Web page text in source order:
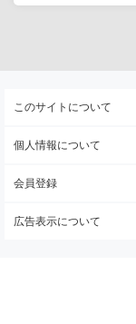
このサイトについて
個人情報について
会員登録
広告表示について